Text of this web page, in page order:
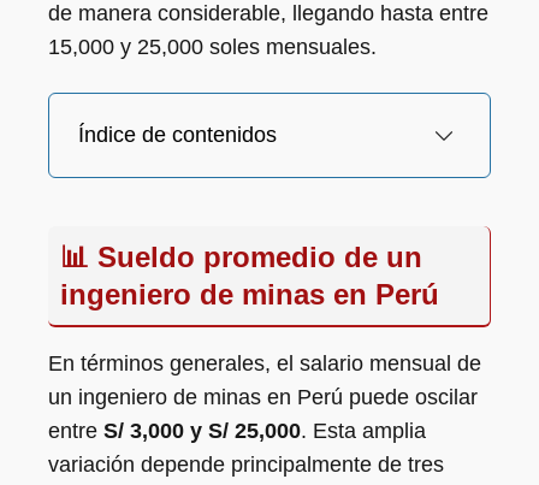
de manera considerable, llegando hasta entre
15,000 y 25,000 soles mensuales.
Índice de contenidos
📊 Sueldo promedio de un
ingeniero de minas en Perú
En términos generales, el salario mensual de
un ingeniero de minas en Perú puede oscilar
entre S/ 3,000 y S/ 25,000. Esta amplia
variación depende principalmente de tres